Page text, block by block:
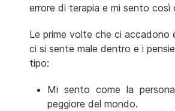
errore di terapia e mi sento così
Le prime volte che ci accadono
ci si sente male dentro e i
tipo:
Mi sento come la
peggiore del mondo.